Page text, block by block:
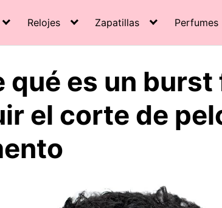
Relojes Zapatillas Perfumes
qué es un burst
el corte de